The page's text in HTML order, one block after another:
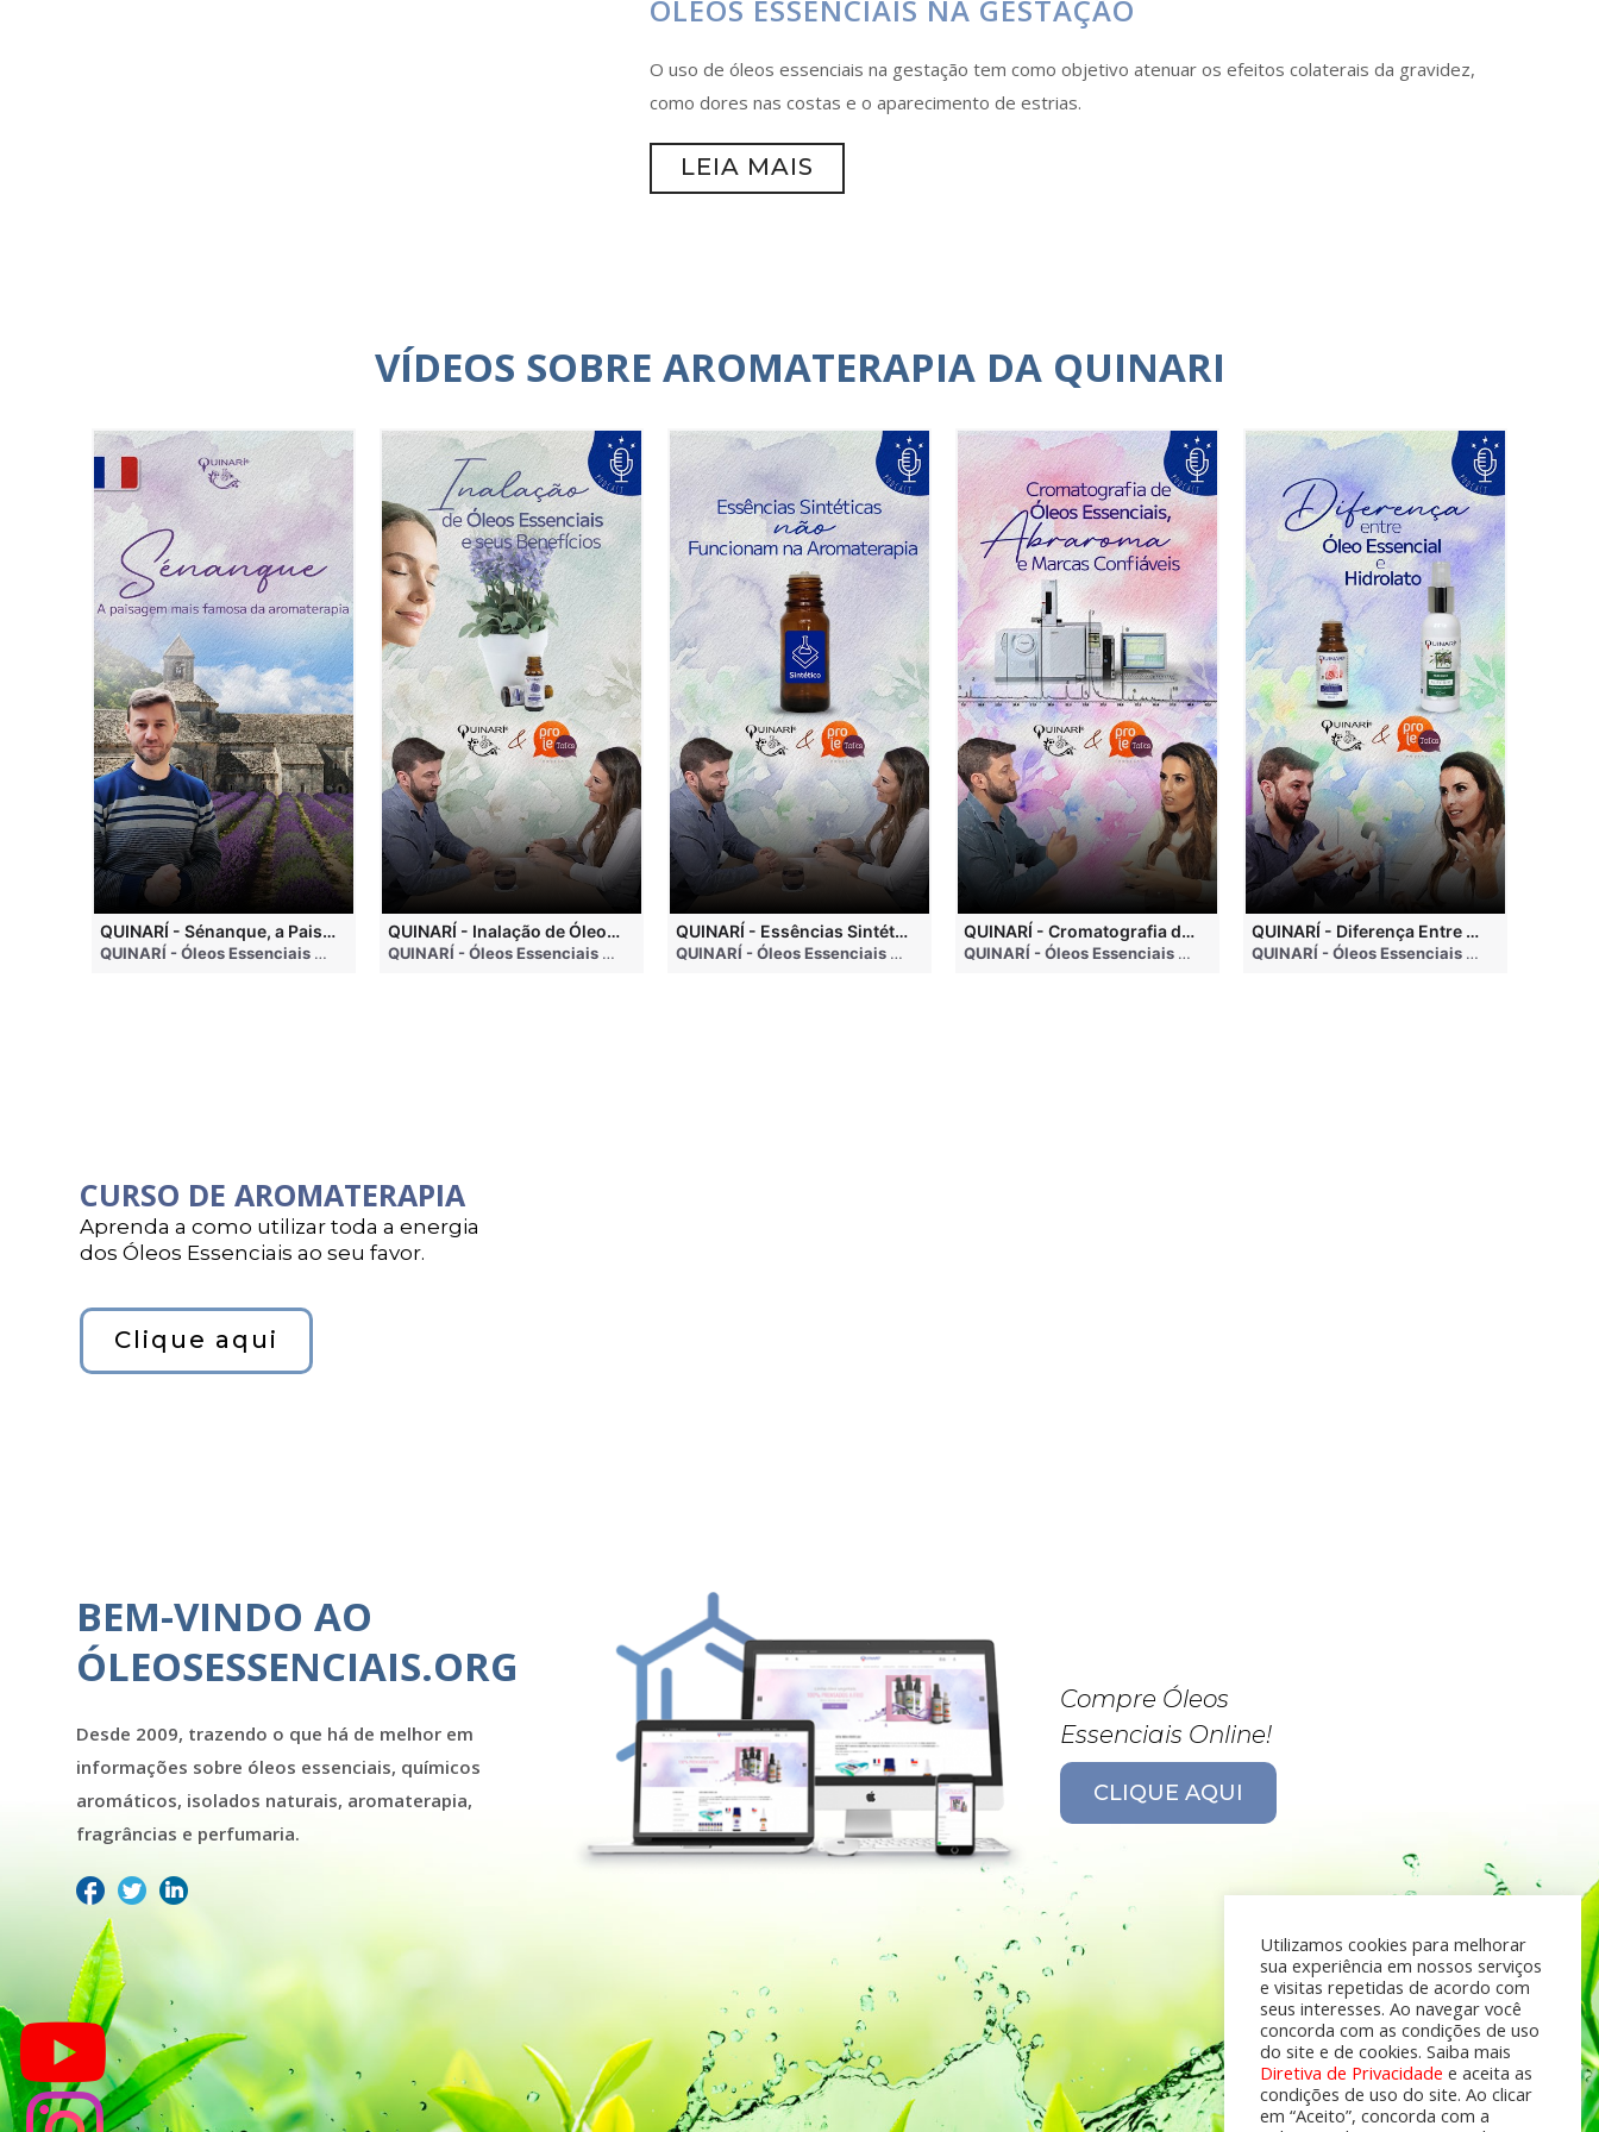
ÓLEOS ESSENCIAIS NA GESTAÇÃO
O uso de óleos essenciais na gestação tem como objetivo atenuar os efeitos colaterais da gravidez,
como dores nas costas e o aparecimento de estrias.
LEIA MAIS
VÍDEOS SOBRE AROMATERAPIA DA QUINARI
• 4 months ago
QUINARÍ - Sénanque, a Paisagem Mais Famosa da Aromaterapia
QUINARÍ - Óleos Essenciais e Aromaterapia • 3 weeks ago
QUINARÍ - Inalação de Óleos Essenciais e Seus Benefícios
QUINARÍ - Óleos Essenciais e Aromaterapia • 3 months ago
QUINARÍ - Essências Sintéticas NÃO Funcionam na Aromaterapia
QUINARÍ - Óleos Essenciais e Aromaterapia • 3 months ago
QUINARÍ - Cromatografia de Óleos Essenciais, ABRAROMA e Marcas Confiáveis
QUINARÍ - Óleos Essenciais e Aromaterapia • 3 months ago
QUINARÍ - Diferença Entre Óleo Essencial e Hidrolato
QUINARÍ - Óleos Essenciais e Aromaterapia
CURSO DE AROMATERAPIA
Aprenda a como utilizar toda a energia
dos Óleos Essenciais ao seu favor.
Clique aqui
BEM-VINDO AO
ÓLEOSESSENCIAIS.ORG
Desde 2009, trazendo o que há de melhor em
informações sobre óleos essenciais, químicos
aromáticos, isolados naturais, aromaterapia,
fragrâncias e perfumaria.
Compre Óleos
Essenciais Online!
CLIQUE AQUI
Utilizamos cookies para melhorar
sua experiência em nossos serviços
e visitas repetidas de acordo com
seus interesses. Ao navegar você
concorda com as condições de uso
do site e de cookies. Saiba mais
Diretiva de Privacidade e aceita as
condições de uso do site. Ao clicar
em “Aceito”, concorda com a